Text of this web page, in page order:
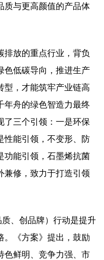
质与更高颜值的产品体
排放的重点行业，背负
色低碳导向，推进生产
型，才能筑牢产业链高
年舟的绿色智造力最终
了三个引领：一是环保
性能引领，不变形、防
功能引领，石墨烯抗菌
兼修，致力于打造引领
质、创品牌）行动是提升
。《方案》提出，鼓励
色鲜明、竞争力强、市